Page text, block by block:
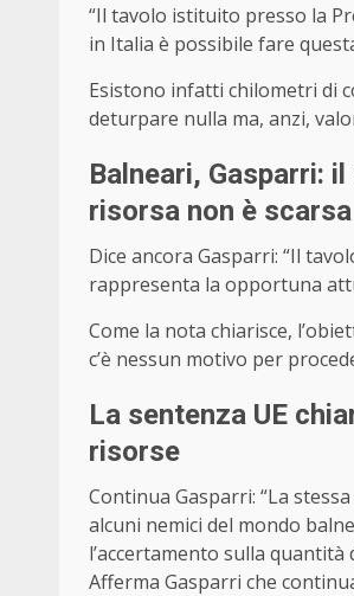
“Il tavolo istituito presso la
in Italia è possibile fare
Esistono infatti chilometri di
deturpare nulla ma, anzi,
Balneari, Gasparri:
risorsa non è scarsa
Dice ancora Gasparri: “Il
rappresenta la opportuna
Come la nota chiarisce,
c’è nessun motivo per
La sentenza UE
risorse
Continua Gasparri: “La
alcuni nemici del mondo
l’accertamento sulla
Afferma Gasparri che